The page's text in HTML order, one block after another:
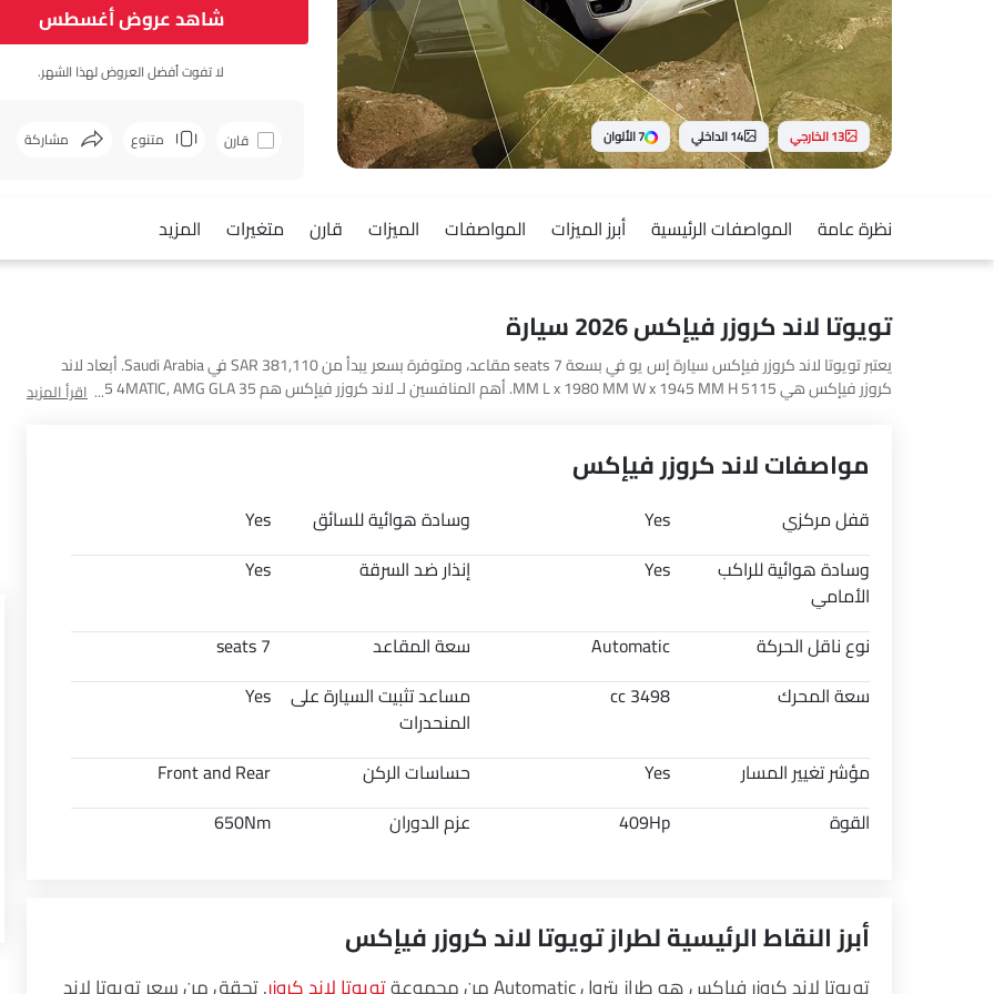
13 الخارجي 14 الداخلي 7 الألوان
شاهد عروض أغسطس
لا تفوت أفضل العروض لهذا الشهر.
قارن متنوع مشاركة
فيسبوك
نظرة عامة المواصفات الرئيسية أبرز الميزات المواصفات الميزات قارن متغيرات المزيد
تويوتا لاند كروزر فيإكس 2026 سيارة
يعتبر تويوتا لاند كروزر فيإكس سيارة إس يو في بسعة 7 seats مقاعد، ومتوفرة بسعر يبدأ من SAR 381,110 في Saudi Arabia. أبعاد لاند
كروزر فيإكس هي 5115 MM L x 1980 MM W x 1945 MM H. أهم المنافسين لـ لاند كروزر فيإكس هم AMG GLB 35 4MATIC, AMG GLA 35
اقرأ المزيد
مواصفات لاند كروزر فيإكس
قفل مركزي Yes وسادة هوائية للسائق
Yes
وسادة هوائية للراكب
الأمامي
Yes إنذار ضد السرقة Yes
نوع ناقل الحركة Automatic سعة المقاعد
7 seats
سعة المحرك
3498 cc
مساعد تثبيت السيارة على
المنحدرات
Yes
مؤشر تغيير المسار Yes حساسات الركن
Front and Rear
القوة
409Hp عزم الدوران 650Nm
أبرز النقاط الرئيسية لطراز تويوتا لاند كروزر فيإكس